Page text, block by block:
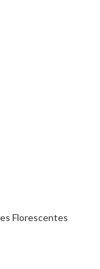
Florescentes